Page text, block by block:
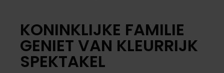
KONINKLIJKE FAMILIE
GENIET VAN KLEURRIJK
SPEKTAKEL